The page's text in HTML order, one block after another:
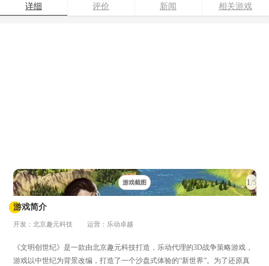
详细 评价 新闻 相关游戏
1 /5
游戏截图
游戏简介
开发：北京趣元科技 运营：乐动卓越
《文明创世纪》是一款由北京趣元科技打造，乐动代理的3D战争策略游戏，
游戏以中世纪为背景改编，打造了一个沙盘式体验的“新世界”。为了还原真